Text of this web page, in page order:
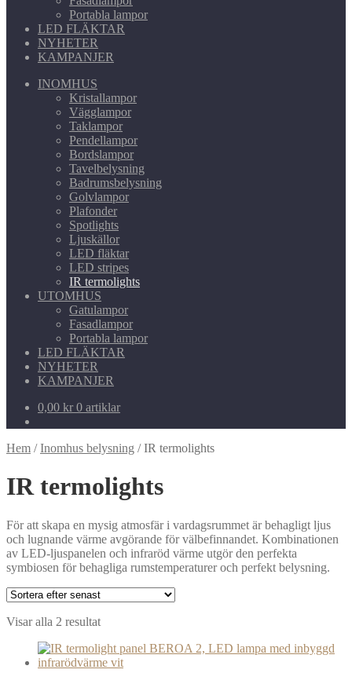
Portabla lampor
LED FLÄKTAR
NYHETER
KAMPANJER
INOMHUS
Kristallampor
Vägglampor
Taklampor
Pendellampor
Bordslampor
Tavelbelysning
Badrumsbelysning
Golvlampor
Plafonder
Spotlights
Ljuskällor
LED fläktar
LED stripes
IR termolights
UTOMHUS
Gatulampor
Fasadlampor
Portabla lampor
LED FLÄKTAR
NYHETER
KAMPANJER
0,00 kr 0 artiklar
Hem /Inomhus belysning /IR termolights
IR termolights
För att skapa en mysig atmosfär i vardagsrummet är behagligt ljus
och lugnande värme avgörande för välbefinnandet. Kombinationen
av LED-ljuspanelen och infraröd värme utgör den perfekta
symbiosen för behagliga rumstemperaturer och perfekt belysning.
Visar alla 2 resultatSortera
senaste